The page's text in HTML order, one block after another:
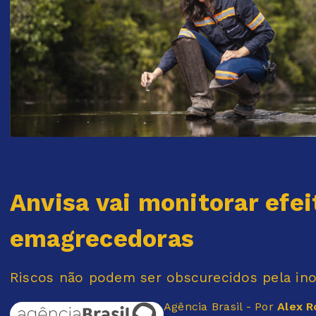
Anvisa vai monitorar
emagrecedoras
Riscos não podem ser obscurecidos pela
Agência Brasil - PorAlex